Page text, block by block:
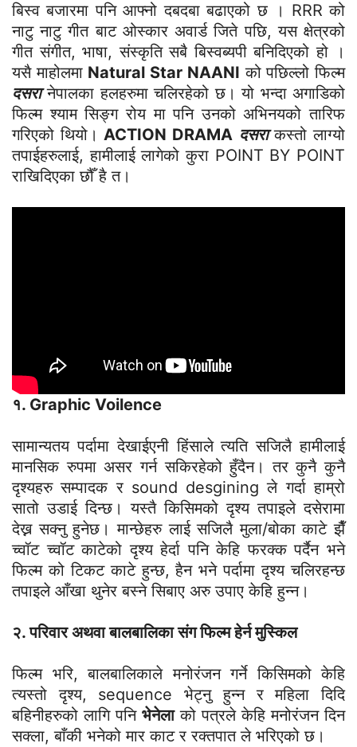
बिस्व बजारमा पनि आफ्नो दबदबा बढाएको छ । RRR को
नाटु नाटु गीत बाट ओस्कार अवार्ड जिते पछि, यस क्षेत्रको
गीत संगीत, भाषा, संस्कृति सबै बिस्वब्यपी बनिदिएको हो ।
यसै माहोलमा Natural Star NAANI को पछिल्लो फिल्म
दसरानेपालका हलहरुमा चलिरहेको छ। यो भन्दा अगाडिको
फिल्म श्याम सिङ्ग रोय मा पनि उनको अभिनयको तारिफ
गरिएको थियो।ACTION DRAMA दसराकस्तो लाग्यो
तपाईहरुलाई, हामीलाई लागेको कुरा POINT BY POINT
राखिदिएका छौँ है त।
१. Graphic Voilence
सामान्यतय पर्दामा देखाईएनी हिंसाले त्यति सजिलै हामीलाई
मानसिक रुपमा असर गर्न सकिरहेको हुँदैन। तर कुनै कुनै
दृश्यहरु सम्पादक र sound desgining ले गर्दा हाम्रो
सातो उडाई दिन्छ। यस्तै किसिमको दृश्य तपाइले दसेरामा
देख्न सक्नु हुनेछ। मान्छेहरु लाई सजिलै मुला/बोका काटे झैँ
च्वॉट च्वॉट काटेको दृश्य हेर्दा पनि केहि फरक्क पर्दैन भने
फिल्म को टिकट काटे हुन्छ, हैन भने पर्दामा दृश्य चलिरहन्छ
तपाइले आँखा थुनेर बस्ने सिबाए अरु उपाए केहि हुन्न।
२. परिवार अथवा बालबालिका संग फिल्म हेर्न मुस्किल
फिल्म भरि, बालबालिकाले मनोरंजन गर्ने किसिमको केहि
त्यस्तो दृश्य, sequence भेट्नु हुन्न र महिला दिदि
बहिनीहरुको लागि पनिभेनेलाको पत्रले केहि मनोरंजन दिन
सक्ला, बाँकी भनेको मार काट र रक्तपात ले भरिएको छ।